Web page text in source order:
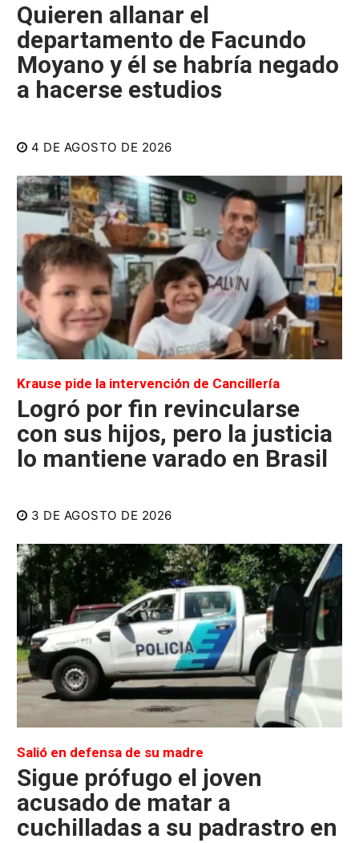
Quieren allanar el
departamento de Facundo
Moyano y él se habría negado
a hacerse estudios
4 DE AGOSTO DE 2026
Krause pide la intervención de Cancillería
Logró por fin revincularse
con sus hijos, pero la justicia
lo mantiene varado en Brasil
3 DE AGOSTO DE 2026
Salió en defensa de su madre
Sigue prófugo el joven
acusado de matar a
cuchilladas a su padrastro en